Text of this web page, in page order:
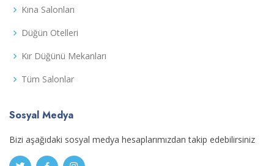
Kına Salonları
Düğün Otelleri
Kır Düğünü Mekanları
Tüm Salonlar
Sosyal Medya
Bizi aşağıdaki sosyal medya hesaplarımızdan takip edebilirsiniz